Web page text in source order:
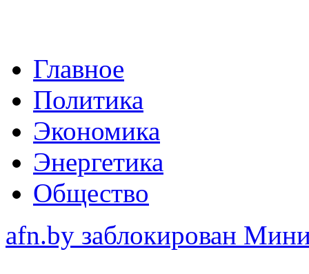
Главное
Политика
Экономика
Энергетика
Общество
afn.by заблокирован